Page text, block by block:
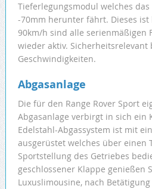
Tieferlegungsmodul welches
-70mm herunter fährt. Dieses ist
90km/h sind alle serienmäßigen
wieder aktiv. Sicherheitsrelevant
Geschwindigkeiten.
Abgasanlage
Die für den Range Rover Sport
Abgasanlage verbirgt in sich ein
Edelstahl-Abgassystem ist mit
ausgerüstet welches über einen
Sportstellung des Getriebes
geschlossener Klappe genießen
Luxuslimousine, nach